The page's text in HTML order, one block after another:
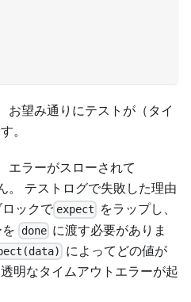
お望み通りにテストが（タイ
。
エラーがスローされて
。 テストログで失敗した理由
ロックで expect をラップし、
を doneに渡す必要がありま
によってどの値が
明なタイムアウトエラーが起